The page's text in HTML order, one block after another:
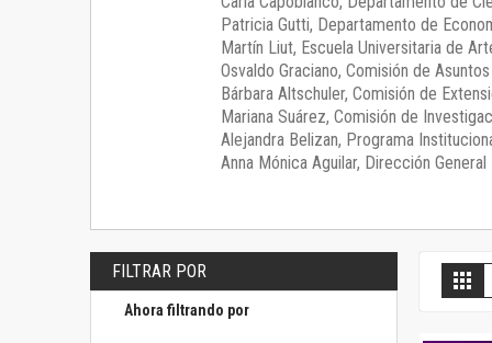
Patricia Gutti, Departamento de
Martín Liut, Escuela Universitaria de
Osvaldo Graciano, Comisión de
Bárbara Altschuler, Comisión de
Mariana Suárez, Comisión de
Alejandra Belizan, Programa
Anna Mónica Aguilar, Dirección General
FILTRAR POR
Ahora filtrando por